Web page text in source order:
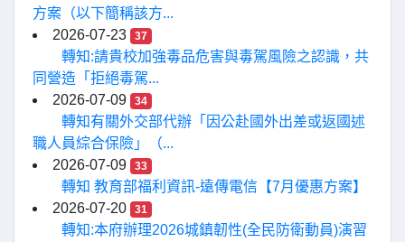
方案（以下簡稱該方...
2026-07-23
37
轉知:請貴校加強毒品危害與毒駕風險之認識，共
同營造「拒絕毒駕...
2026-07-09
34
轉知有關外交部代辦「因公赴國外出差或返國述
職人員綜合保險」（...
2026-07-09
33
轉知 教育部福利資訊-遠傳電信【7月優惠方案】
2026-07-20
31
轉知:本府辦理2026城鎮韌性(全民防衛動員)演習